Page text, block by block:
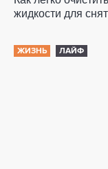
жидкости для
ЖИЗНЬ ЛАЙФ